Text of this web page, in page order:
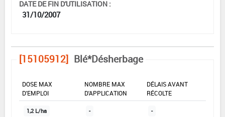
DATE DE FIN D'UTILISATION :
31/10/2007
[15105912] Blé*Désherbage
DOSE MAX
D'EMPLOI
NOMBRE MAX
D'APPLICATION
DÉLAIS AVANT
RÉCOLTE
1,2 L/ha - -